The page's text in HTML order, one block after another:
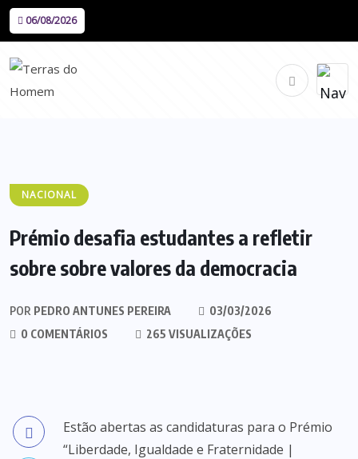
06/08/2026
NACIONAL
Prémio desafia estudantes a refletir
sobre sobre valores da democracia
POR PEDRO ANTUNES PEREIRA
03/03/2026
0 COMENTÁRIOS
265 VISUALIZAÇÕES
Estão abertas as candidaturas para o Prémio
“Liberdade, Igualdade e Fraternidade |